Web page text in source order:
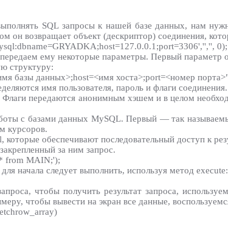
SQL запросы к нашей базе данных, нам
он возвращает объект (дескриптор) соединения,
0);
ему некоторые параметры. Первый параметр
структуру:
базы данных>;host=<имя хоста>;port=<номер порта>"
имя пользователя, пароль и флаги
Флаги передаются анонимным хэшем и в целом
с базами данных MySQL. Первый — так
курсоров.
обеспечивают последовательный доступ к
за ним запрос.
from MAIN;');
начала следует выполнить, используя метод execute:
чтобы получить результат запроса,
чтобы вывести на экран все данные,